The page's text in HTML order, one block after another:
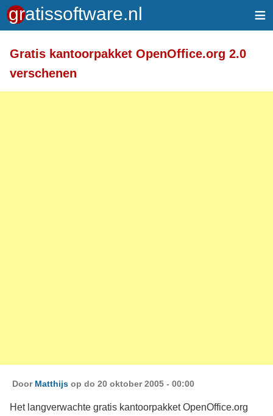
≡
Gratis kantoorpakket OpenOffice.org 2.0
verschenen
Door Matthijsop do 20 oktober 2005 - 00:00
Het langverwachte gratis kantoorpakket OpenOffice.org